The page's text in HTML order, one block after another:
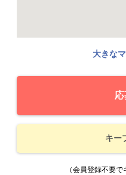
大きな
キー
（会員登録不要